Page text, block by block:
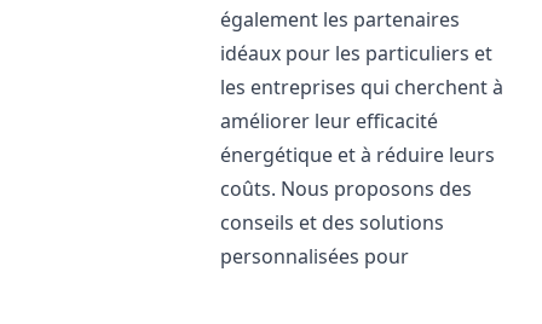
également les partenaires
idéaux pour les particuliers et
les entreprises qui cherchent à
améliorer leur efficacité
énergétique et à réduire leurs
coûts. Nous proposons des
conseils et des solutions
personnalisées pour